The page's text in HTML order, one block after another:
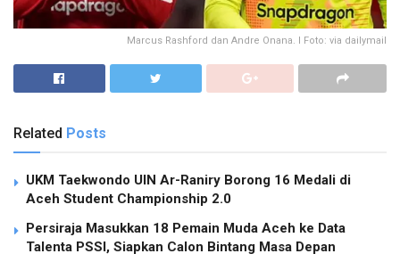
Marcus Rashford dan Andre Onana. I Foto: via dailymail
Related Posts
UKM Taekwondo UIN Ar-Raniry Borong 16 Medali di
Aceh Student Championship 2.0
Persiraja Masukkan 18 Pemain Muda Aceh ke Data
Talenta PSSI, Siapkan Calon Bintang Masa Depan